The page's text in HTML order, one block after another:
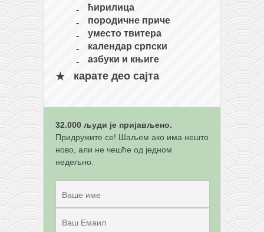
темашивари
кобудо
нунчаку
саи
тимбеи рочин
тсунами дојо
програм
снимци наступа
чланарина
ћирилица
породичне приче
уместо твитера
календар српски
азбуки и књиге
карате део сајта
32.000 људи је пријављено.
Придружите се! Шаљем ако има нешто
ново, али не чешће од једном
недељно.